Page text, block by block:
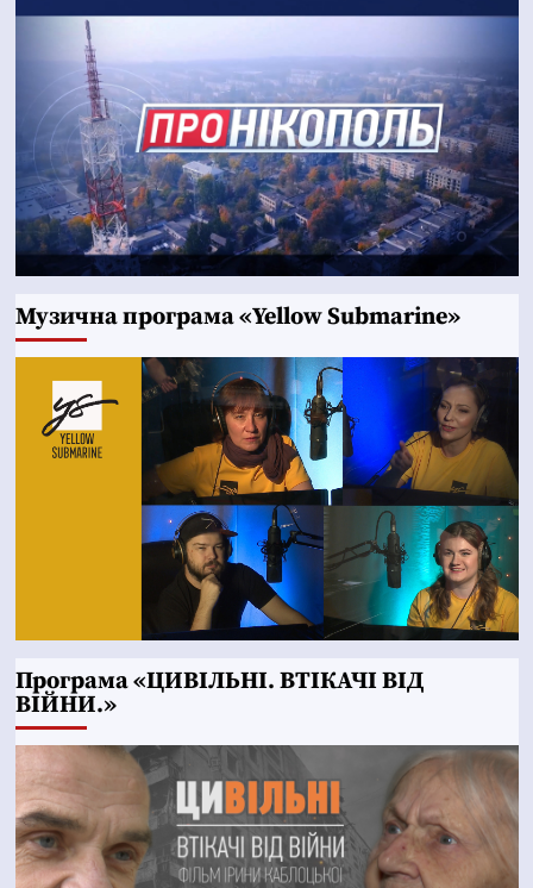
Музична програма «Yellow Submarine»
Програма «ЦИВІЛЬНІ. ВТІКАЧІ ВІД
ВІЙНИ.»